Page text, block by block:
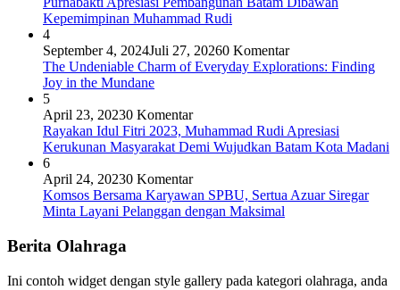
Kepemimpinan Muhammad Rudi
4
September 4, 2024Juli 27, 20260 Komentar
The Undeniable Charm of Everyday Explorations: Finding
Joy in the Mundane
5
April 23, 20230 Komentar
Rayakan Idul Fitri 2023, Muhammad Rudi Apresiasi
Kerukunan Masyarakat Demi Wujudkan Batam Kota Madani
6
April 24, 20230 Komentar
Komsos Bersama Karyawan SPBU, Sertua Azuar Siregar
Minta Layani Pelanggan dengan Maksimal
Berita Olahraga
Ini contoh widget dengan style gallery pada kategori olahraga, anda